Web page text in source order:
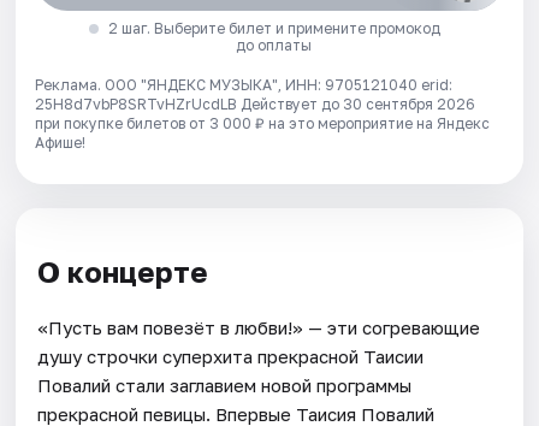
2 шаг. Выберите билет и примените промокод
до оплаты
Реклама. ООО "ЯНДЕКС МУЗЫКА", ИНН: 9705121040 erid:
25H8d7vbP8SRTvHZrUcdLB Действует до 30 сентября 2026
при покупке билетов от 3 000 ₽ на это мероприятие на Яндекс
Афише!
О концерте
«Пусть вам повезёт в любви!» — эти согревающие
душу строчки суперхита прекрасной Таисии
Повалий стали заглавием новой программы
прекрасной певицы. Впервые Таисия Повалий